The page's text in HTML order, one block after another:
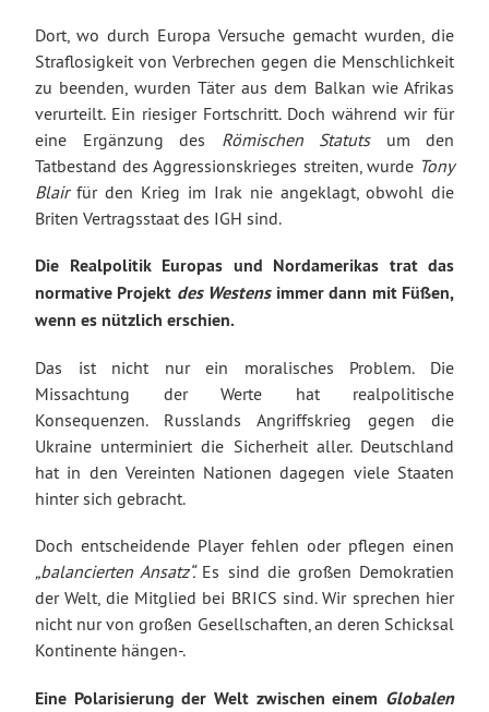
Dort, wo durch Europa Versuche gemacht wurden, die
Straflosigkeit von Verbrechen gegen die Menschlichkeit
zu beenden, wurden Täter aus dem Balkan wie Afrikas
verurteilt. Ein riesiger Fortschritt. Doch während wir für
eine Ergänzung des Römischen Statutsum den
Tatbestand des Aggressionskrieges streiten, wurde Tony
Blairfür den Krieg im Irak nie angeklagt, obwohl die
Briten Vertragsstaat des IGH sind.
Die Realpolitik Europas und Nordamerikas trat das
normative Projekt des Westens immer dann mit Füßen,
wenn es nützlich erschien.
Das ist nicht nur ein moralisches Problem. Die
Missachtung der Werte hat realpolitische
Konsequenzen. Russlands Angriffskrieg gegen die
Ukraine unterminiert die Sicherheit aller. Deutschland
hat in den Vereinten Nationen dagegen viele Staaten
hinter sich gebracht.
Doch entscheidende Player fehlen oder pflegen einen
„balancierten Ansatz“. Es sind die großen Demokratien
der Welt, die Mitglied bei BRICS sind. Wir sprechen hier
nicht nur von großen Gesellschaften, an deren Schicksal
Kontinente hängen-.
Eine Polarisierung der Welt zwischen einem Globalen